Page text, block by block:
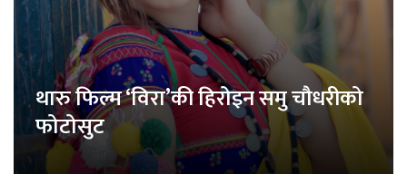
थारु फिल्म ‘विरा’की हिरोइन समु चौधरीको
फोटोसुट